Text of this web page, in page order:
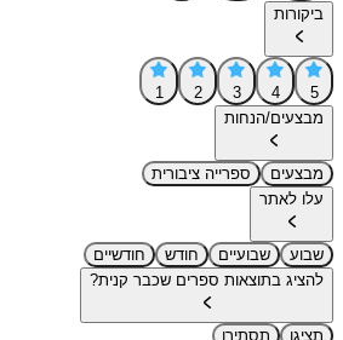
ביקורות
5
4
3
2
1
מבצעים/הנחות
מבצעים
ספרייה ציבורית
עלו לאתר
שבוע שבועיים חודש
חודשיים
להציג בתוצאות ספרים שכבר קנית?
תציגו
תסתירו